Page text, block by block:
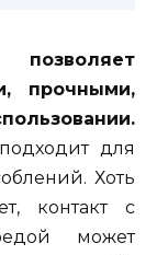
прочными,
для
Хоть
контакт с
может